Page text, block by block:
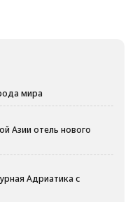
мира
Азии отель нового
Адриатика с